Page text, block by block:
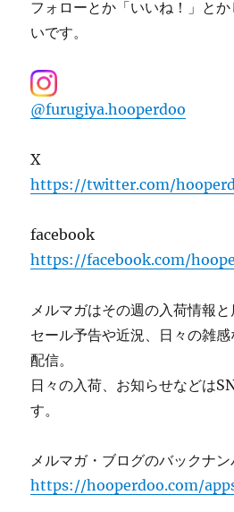
フォローとか「いいね！」と
いです。
@furugiya.hooperdoo
X
https://twitter.com/
facebook
https://facebook.com/
メルマガはその週の入荷情報と
セール予告や近況、日々の雑
配信。
日々の入荷、お知らせなどは
す。
メルマガ・ブログのバックナン
https://hooperdoo.com/